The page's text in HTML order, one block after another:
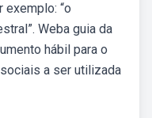
“o
Weba guia da
hábil para o
a ser utilizada